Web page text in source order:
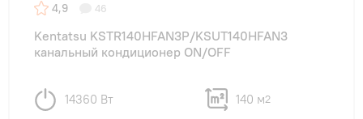
4,9 46
Kentatsu KSTR140HFAN3P/KSUT140HFAN3
канальный кондиционер ON/OFF
14360 Вт 140 м2